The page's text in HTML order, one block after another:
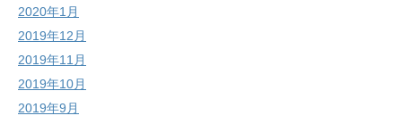
2020年1月
2019年12月
2019年11月
2019年10月
2019年9月